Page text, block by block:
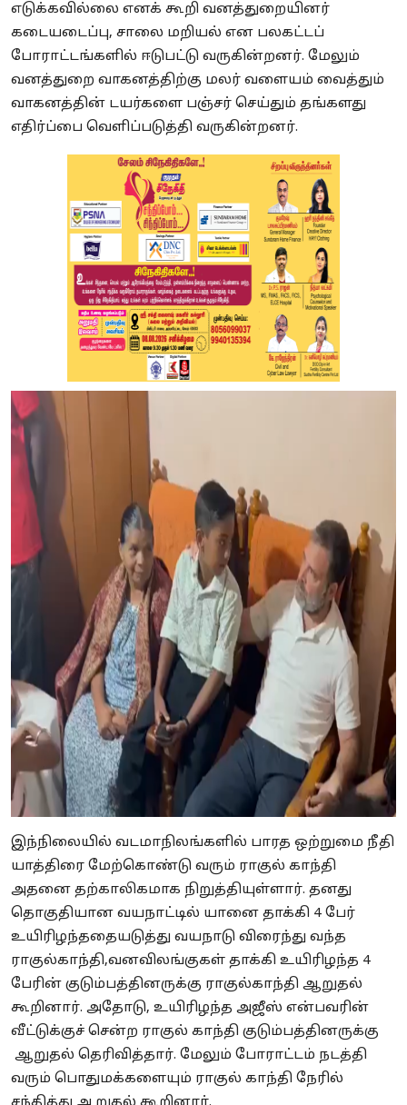
எடுக்கவில்லை எனக் கூறி வனத்துறையினர்
கடையடைப்பு, சாலை மறியல் என பலகட்டப்
போராட்டங்களில் ஈடுபட்டு வருகின்றனர். மேலும்
வனத்துறை வாகனத்திற்கு மலர் வளையம் வைத்தும்
வாகனத்தின் டயர்களை பஞ்சர் செய்தும் தங்களது
எதிர்ப்பை வெளிப்படுத்தி வருகின்றனர்.
இந்நிலையில் வடமாநிலங்களில் பாரத ஒற்றுமை நீதி
யாத்திரை மேற்கொண்டு வரும் ராகுல் காந்தி
அதனை தற்காலிகமாக நிறுத்தியுள்ளார். தனது
தொகுதியான வயநாட்டில் யானை தாக்கி 4 பேர்
உயிரிழந்ததையடுத்து வயநாடு விரைந்து வந்த
ராகுல்காந்தி,வனவிலங்குகள் தாக்கி உயிரிழந்த 4
பேரின் குடும்பத்தினருக்கு ராகுல்காந்தி ஆறுதல்
கூறினார். அதோடு, உயிரிழந்த அஜீஸ் என்பவரின்
வீட்டுக்குச் சென்ற ராகுல் காந்தி குடும்பத்தினருக்கு
ஆறுதல் தெரிவித்தார். மேலும் போராட்டம் நடத்தி
வரும் பொதுமக்களையும் ராகுல் காந்தி நேரில்